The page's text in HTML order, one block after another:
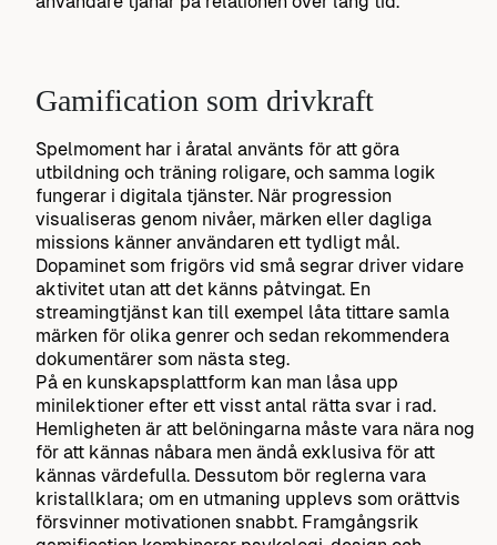
Gamification som drivkraft
Spelmoment har i åratal använts för att göra
utbildning och träning roligare, och samma logik
fungerar i digitala tjänster. När progression
visualiseras genom nivåer, märken eller dagliga
missions känner användaren ett tydligt mål.
Dopaminet som frigörs vid små segrar driver vidare
aktivitet utan att det känns påtvingat. En
streamingtjänst kan till exempel låta tittare samla
märken för olika genrer och sedan rekommendera
dokumentärer som nästa steg.
På en kunskapsplattform kan man låsa upp
minilektioner efter ett visst antal rätta svar i rad.
Hemligheten är att belöningarna måste vara nära nog
för att kännas nåbara men ändå exklusiva för att
kännas värdefulla. Dessutom bör reglerna vara
kristallklara; om en utmaning upplevs som orättvis
försvinner motivationen snabbt. Framgångsrik